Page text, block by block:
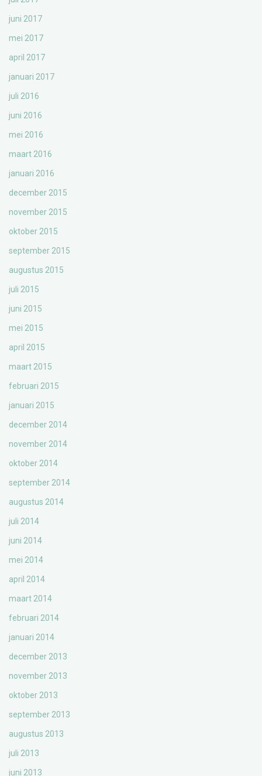
juni 2017
mei 2017
april 2017
januari 2017
juli 2016
juni 2016
mei 2016
maart 2016
januari 2016
december 2015
november 2015
oktober 2015
september 2015
augustus 2015
juli 2015
juni 2015
mei 2015
april 2015
maart 2015
februari 2015
januari 2015
december 2014
november 2014
oktober 2014
september 2014
augustus 2014
juli 2014
juni 2014
mei 2014
april 2014
maart 2014
februari 2014
januari 2014
december 2013
november 2013
oktober 2013
september 2013
augustus 2013
juli 2013
juni 2013